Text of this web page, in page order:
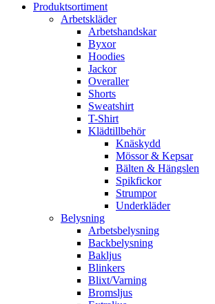
Produktsortiment
Arbetskläder
Arbetshandskar
Byxor
Hoodies
Jackor
Overaller
Shorts
Sweatshirt
T-Shirt
Klädtillbehör
Knäskydd
Mössor & Kepsar
Bälten & Hängslen
Spikfickor
Strumpor
Underkläder
Belysning
Arbetsbelysning
Backbelysning
Bakljus
Blinkers
Blixt/Varning
Bromsljus